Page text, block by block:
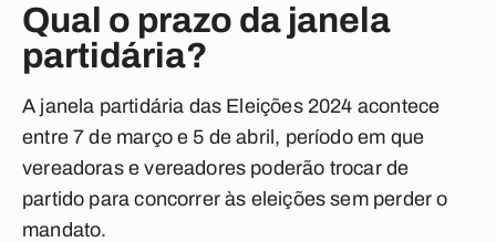
Qual o prazo da janela
partidária?
A janela partidária das Eleições 2024 acontece
entre 7 de março e 5 de abril, período em que
vereadoras e vereadores poderão trocar de
partido para concorrer às eleições sem perder o
mandato.